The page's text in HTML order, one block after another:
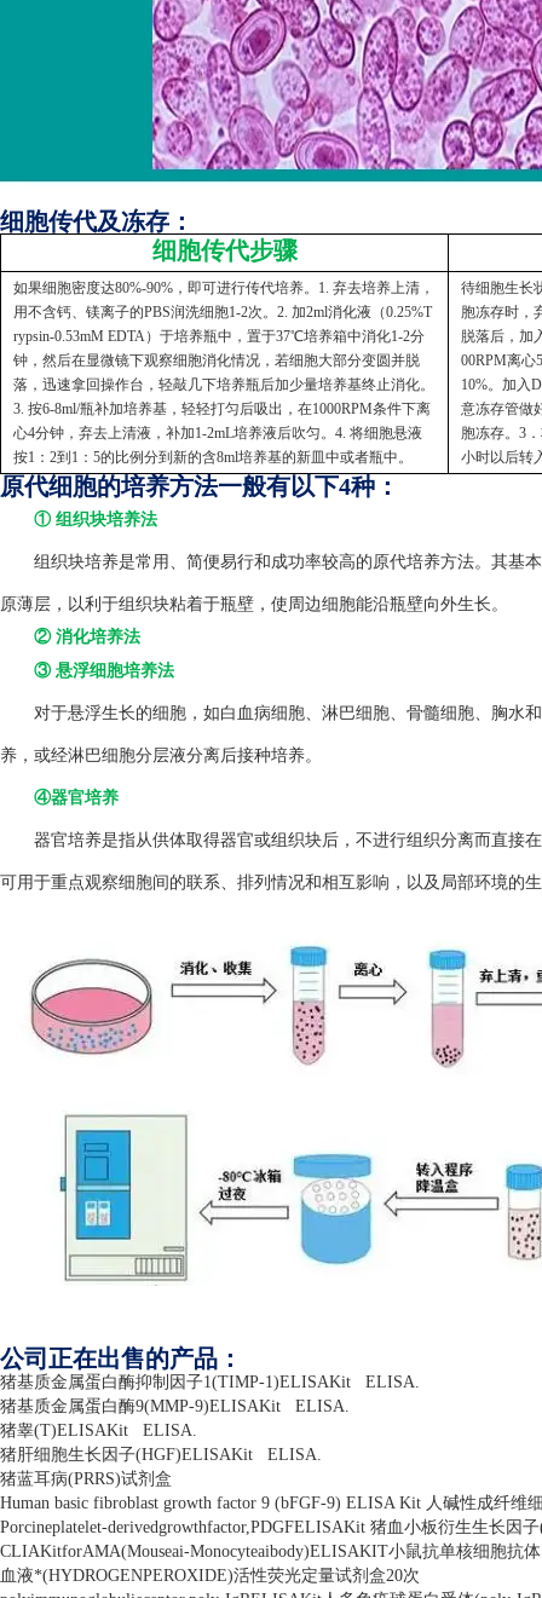
细胞传代及冻存：
细胞传代步骤
如果细胞密度达80%-90%，即可进行传代培养。1. 弃去培养上清，
用不含钙、镁离子的PBS润洗细胞1-2次。2. 加2ml消化液（0.25%T
rypsin-0.53mM EDTA）于培养瓶中，置于37℃培养箱中消化1-2分
钟，然后在显微镜下观察细胞消化情况，若细胞大部分变圆并脱
落，迅速拿回操作台，轻敲几下培养瓶后加少量培养基终止消化。
3. 按6-8ml/瓶补加培养基，轻轻打匀后吸出，在1000RPM条件下离
心4分钟，弃去上清液，补加1-2mL培养液后吹匀。4. 将细胞悬液
按1：2到1：5的比例分到新的含8ml培养基的新皿中或者瓶中。
待细胞生长
胞冻存时，
脱落后，加
00RPM离心
10%。加入
意冻存管做
胞冻存。3
小时以后转
原代细胞的培养方法一般有以下4种：
① 组织块培养法
组织块培养是常用、简便易行和成功率较高的原代培养方法。其基
原薄层，以利于组织块粘着于瓶壁，使周边细胞能沿瓶壁向外生长。
② 消化培养法
③ 悬浮细胞培养法
对于悬浮生长的细胞，如白血病细胞、淋巴细胞、骨髓细胞、胸水
养，或经淋巴细胞分层液分离后接种培养。
④器官培养
器官培养是指从供体取得器官或组织块后，不进行组织分离而直接
可用于重点观察细胞间的联系、排列情况和相互影响，以及局部环境的
公司正在出售的产品：
猪基质金属蛋白酶抑制因子1(TIMP-1)ELISAKit
ELISA.
猪基质金属蛋白酶9(MMP-9)ELISAKit
ELISA.
猪睾(T)ELISAKit
ELISA.
猪肝细胞生长因子(HGF)ELISAKit
ELISA.
猪蓝耳病(PRRS)试剂盒
Human basic fibroblast growth factor 9 (bFGF-9) ELISA Kit 人碱性成纤维
Porcineplatelet-derivedgrowthfactor,PDGFELISAKit 猪血小板衍生生长因子
CLIAKitforAMA(Mouseai-Monocyteaibody)ELISAKIT小鼠抗单核细胞抗体
血液*(HYDROGENPEROXIDE)活性荧光定量试剂盒20次